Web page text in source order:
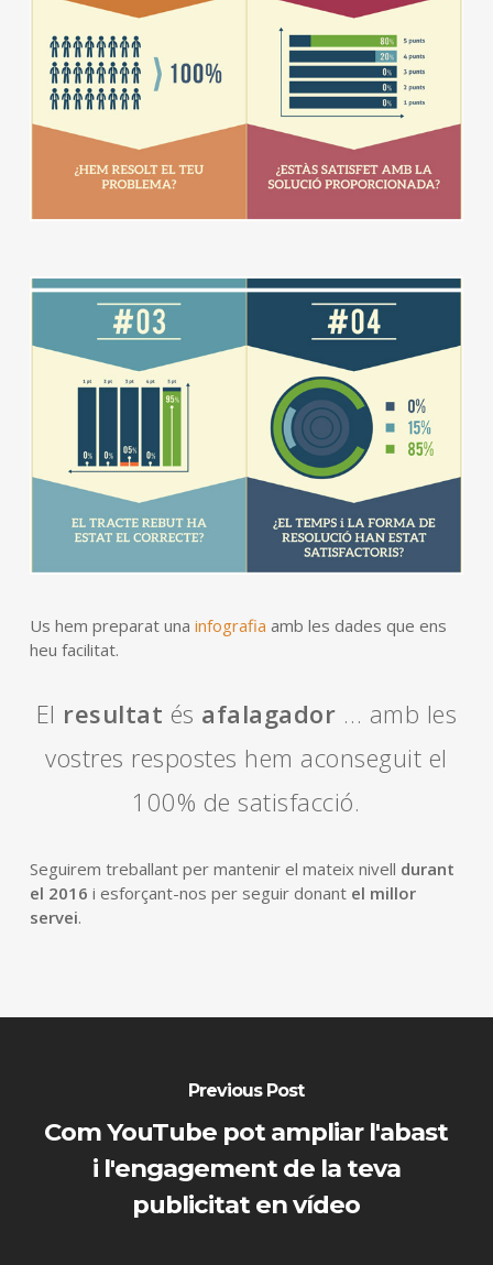
Us hem preparat una infografia amb les dades que ens
heu facilitat.
El resultat és afalagador … amb les
vostres respostes hem aconseguit el
100% de satisfacció.
Seguirem treballant per mantenir el mateix nivell durant
el 2016 i esforçant-nos per seguir donant el millor
servei.
Previous Post
Com YouTube pot ampliar l'abast
i l'engagement de la teva
publicitat en vídeo